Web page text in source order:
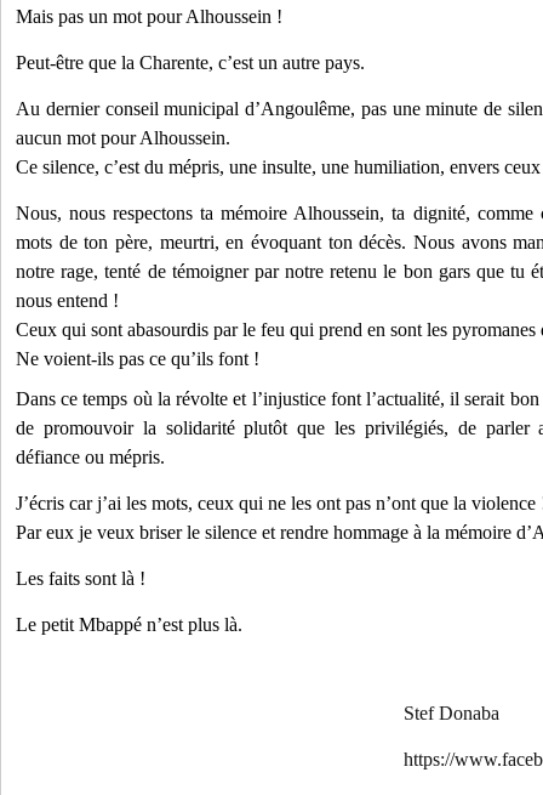
Mais pas un mot pour Alhoussein !
Peut-être que la Charente, c’est un autre pays.
Au dernier conseil municipal d’Angoulême, pas une minute de
aucun mot pour Alhoussein.
Ce silence, c’est du mépris, une insulte, une humiliation, envers
Nous, nous respectons ta mémoire Alhoussein, ta dignité, comme
mots de ton père, meurtri, en évoquant ton décès. Nous avons
notre rage, tenté de témoigner par notre retenu le bon gars que tu
nous entend !
Ceux qui sont abasourdis par le feu qui prend en sont les pyromanes
Ne voient-ils pas ce qu’ils font !
Dans ce temps où la révolte et l’injustice font l’actualité, il serait
de promouvoir la solidarité plutôt que les privilégiés, de parler
défiance ou mépris.
J’écris car j’ai les mots, ceux qui ne les ont pas n’ont que la violence
Par eux je veux briser le silence et rendre hommage à la mémoire
Les faits sont là !
Le petit Mbappé n’est plus là.
Stef Donaba
https://